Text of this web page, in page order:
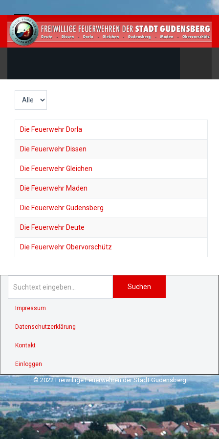
Anzeige
Die Feuerwehr Dorla
Die Feuerwehr Dissen
Die Feuerwehr Gleichen
Die Feuerwehr Maden
Die Feuerwehr Gudensberg
Die Feuerwehr Deute
Die Feuerwehr Obervorschütz
Suchen
Impressum
Datenschutzerklärung
Kontakt
Einloggen
© 2022 Freiwillige Feuerwehren der Stadt Gudensberg